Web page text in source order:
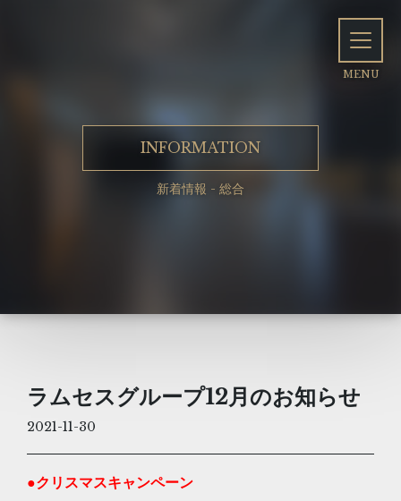
INFORMATION
新着情報 - 総合
ラムセスグループ12月のお知らせ
2021-11-30
●クリスマスキャンペーン